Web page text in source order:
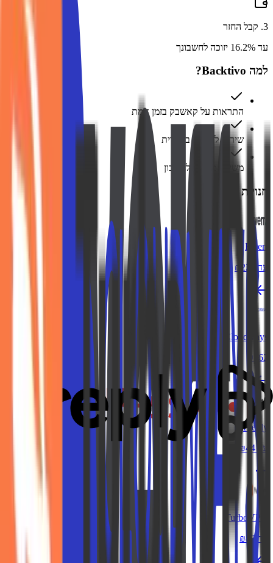
3
. קבל החזר
עד 16.2% יזוכה לחשבונך
למה Backtivo?
התראות על קאשבק בזמן אמת
שירות לקוחות בעברית
משיכה מהירה לחשבון
חנויות דומות
Fiverr
עד ₪225
Cloudways
₪162
Preply
עד ₪44
TurboVPN
עד ₪43